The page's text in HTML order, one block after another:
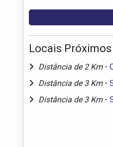
Locais Próximos
Distância de 2 Km -
Distância de 3 Km -
Distância de 3 Km -